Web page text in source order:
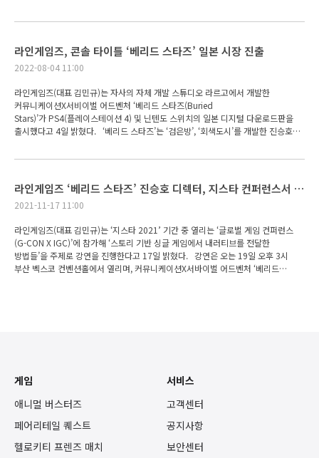
타이틀이다. 이를 통해 지난 ‘2020 대한민국 게임대상’에서 2관왕(우수상, 기획/
으로도 서비스 영역을 넓힌 바 있다. 이어 이번 모바일 출시를 통해 보다 많은
이용자가 ‘베리드 스타즈’를 즐길 수 있게 됐다. 이 게임은 서바이벌 오디션 도중
발생한 의문의 붕괴사고로 고립된 캐릭터들을 중심으로 스토리가 전개된다. 특히
넘치는 플레이를 즐길 수 있으며, 다회차 플레이를 통해 이용자 선택에 따른 다양한
엔딩을 경험할 수 있다. ‘베리드 스타즈’ 모바일 버전은 애플 앱스토어에서 구매할
수 있다. 게임에 대한 자세한 정보는 공식 사이트에서 확인 가능하다. <끝>
■’베리드 스타즈’ 관련 사이트 - 공식 사이트:
https://store.steampowered.com/app/1025960/BURIED_STARS/?
https://store.steampowered.com/app/1754810/BURIED_STARS_Soundtr
ack/ - 애플 앱스토어: https://apps.apple.com/app/id1502517235
라인게임즈, 콘솔 타이틀 ‘베리드 스타즈’ 일본 시장 진출
2022-08-04 11:00
라인게임즈(대표 김민규)는 자사의 자체 개발 스튜디오 라르고에서 개발한
커뮤니케이션X서비이벌 어드벤처 ‘베리드 스타즈(Buried
Stars)’가 PS4(플레이스테이션 4) 및 닌텐도 스위치의 일본 디지털 다운로드판을
출시했다고 4일 밝혔다. ‘베리드 스타즈’는 ‘검은방’, ‘회색도시’를 개발한 진승호
고립된 캐릭터들의 다양한 배경과 사건의 진상을 대화와 SNS에서 찾은
따라 분기되는 멀티 엔딩을 제공하는 것이 특징이다. ‘베리드 스타즈’는
지난 2020년 7월 PS4 및 닌텐도 스위치 패키지의 국내 출시 후 한정판 및 일반판
전량 품절, 닌텐도 온라인 스토어 다운로드 랭킹 1위를 기록하는 등 흥행에
신제품 1위, 전세계 최고 판매 제품 14위 등의 성과를 달성한 바 있다. 라인게임즈
관계자는 “‘베리드 스타즈’는 매력적인 캐릭터들을 중심으로 전개되는 탄탄한
시나리오와 반전의 묘미가 특징으로, 어드벤처 장르가 발달한 일본 게임 시장에서도
많은 공감대를 얻을 수 있을 것이라 기대하고 있다"고 말했다 한편, ‘베리드
라인게임즈 ‘베리드 스타즈’ 진승호 디렉터, 지스타 컨퍼런스서 개발 노하우 발표! 11월 스팀 버전 정식 출시!
2021-11-17 11:00
라인게임즈(대표 김민규)는 ‘지스타 2021’ 기간 중 열리는 ‘글로벌 게임 컨퍼런스
(G-CON X IGC)’에 참가해 ‘스토리 기반 싱글 게임에서 내러티브를 전달한
방법들’을 주제로 강연을 진행한다고 17일 밝혔다. 강연은 오는 19일 오후 3시
부산 벡스코 컨벤션홀에서 열리며, 커뮤니케이션X서바이벌 어드벤처 ‘베리드
플랫폼으로 먼저 선보인 것에 이어 올 11월 내로 PC 버전을 스팀(Steam)에 출시할
페이지를 통해 확인할 수 있다.
게임
애니멀 버스터즈
페어리테일 퀘스트
헬로키티 프렌즈 매치
서비스
고객센터
공지사항
보안센터